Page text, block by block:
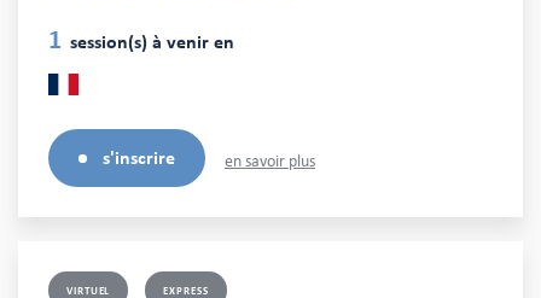
1 session(s) à venir en
s'inscrire en savoir plus
VIRTUEL EXPRESS